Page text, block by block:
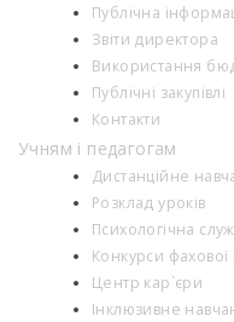
Публічна
Звіти директора
Використання
Публічні закупівлі
Контакти
Учням і педагогам
Дистанційне
Розклад уроків
Психологiчна
Конкурси фахової
Центр кар`єри
Інклюзивне